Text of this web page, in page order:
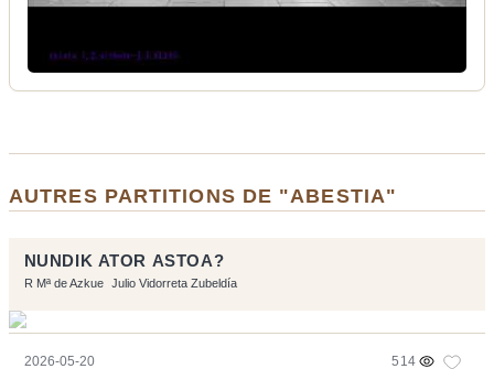
AUTRES PARTITIONS DE "ABESTIA"
NUNDIK ATOR ASTOA?
R Mª de Azkue Julio Vidorreta Zubeldía
2026-05-20 514